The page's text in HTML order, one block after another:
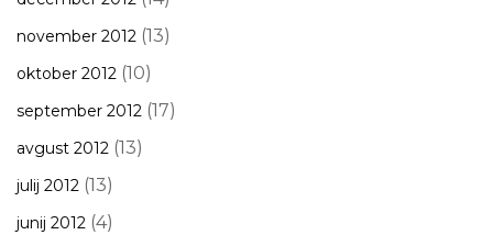
november 2012 (13)
oktober 2012 (10)
september 2012 (17)
avgust 2012 (13)
julij 2012 (13)
junij 2012 (4)